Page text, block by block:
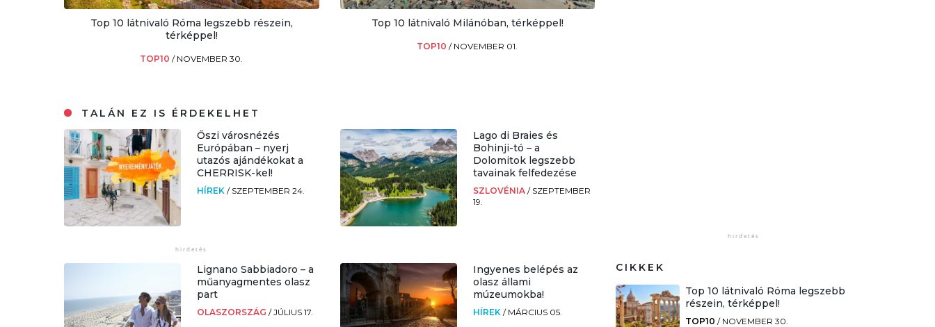
Top 10 látnivaló Róma legszebb részein,
térképpel!
TOP10/ NOVEMBER 30.
Top 10 látnivaló Milánóban, térképpel!
TOP10/ NOVEMBER 01.
TALÁN EZ IS ÉRDEKELHET
Őszi városnézés
Európában – nyerj
utazós ajándékokat a
CHERRISK-kel!
HÍREK/ SZEPTEMBER 24.
Lago di Braies és
Bohinji-tó – a
Dolomitok legszebb
tavainak felfedezése
SZLOVÉNIA / SZEPTEMBER
19.
Lignano Sabbiadoro – a
műanyagmentes olasz
part
OLASZORSZÁG/JÚLIUS 17.
Ingyenes belépés az
olasz állami
múzeumokba!
HÍREK / MÁRCIUS 05.
CIKKEK
Top 10 látnivaló Róma legszebb
részein, térképpel!
TOP10 / NOVEMBER 30.